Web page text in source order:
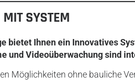
SYSTEM
bietet Ihnen ein Innovatives
und Videoüberwachung sind
Möglichkeiten ohne bauliche